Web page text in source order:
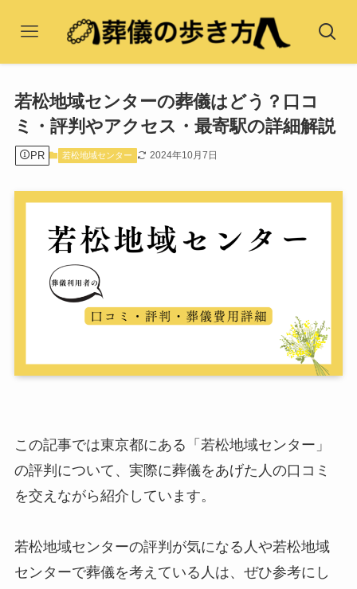
若松地域センターの葬儀はどう？口コ
ミ・評判やアクセス・最寄駅の詳細解説
PR 若松地域センター 2024年10月7日
この記事では東京都にある「若松地域センター」
の評判について、実際に葬儀をあげた人の口コミ
を交えながら紹介しています。
若松地域センターの評判が気になる人や若松地域
センターで葬儀を考えている人は、ぜひ参考にし